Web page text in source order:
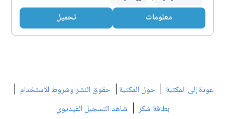
معلومات تحميل
عودة إلى المكتبة | حول المكتبة | حقوق النشر وشروط الاستخدام |
بطاقة شكر| شاهد التسجيل الفيديوي